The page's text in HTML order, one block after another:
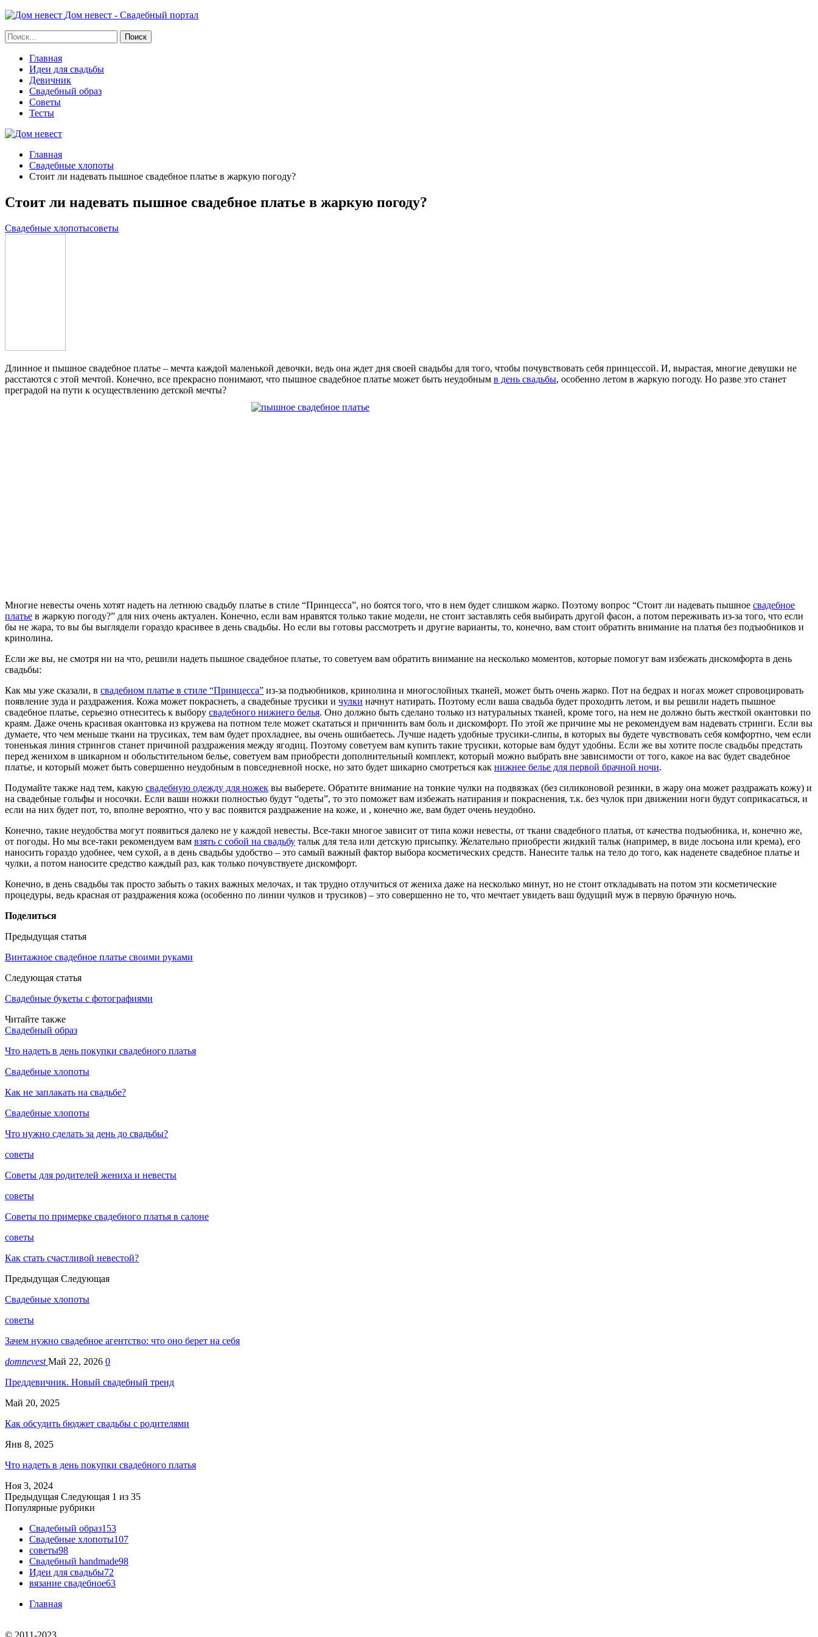
Дом невест - Свадебный портал
Главная
Идеи для свадьбы
Девичник
Свадебный образ
Советы
Тесты
Главная
Свадебные хлопоты
Стоит ли надевать пышное свадебное платье в жаркую погоду?
Стоит ли надевать пышное свадебное платье в жаркую погоду?
Свадебные хлопотысоветы
Длинное и пышное свадебное платье – мечта каждой маленькой девочки, ведь она ждет дня своей свадьбы для того, чтобы почувствовать себя принцессой. И, вырастая, многие девушки не
расстаются с этой мечтой. Конечно, все прекрасно понимают, что пышное свадебное платье может быть неудобным в день свадьбы, особенно летом в жаркую погоду. Но разве это станет
преградой на пути к осуществлению детской мечты?
Многие невесты очень хотят надеть на летнюю свадьбу платье в стиле “Принцесса”, но боятся того, что в нем будет слишком жарко. Поэтому вопрос “Стоит ли надевать пышное свадебное
платье в жаркую погоду?” для них очень актуален. Конечно, если вам нравятся только такие модели, не стоит заставлять себя выбирать другой фасон, а потом переживать из-за того, что если
бы не жара, то вы бы выглядели гораздо красивее в день свадьбы. Но если вы готовы рассмотреть и другие варианты, то, конечно, вам стоит обратить внимание на платья без подъюбников и
кринолина.
Если же вы, не смотря ни на что, решили надеть пышное свадебное платье, то советуем вам обратить внимание на несколько моментов, которые помогут вам избежать дискомфорта в день
свадьбы:
Как мы уже сказали, в свадебном платье в стиле “Принцесса” из-за подъюбников, кринолина и многослойных тканей, может быть очень жарко. Пот на бедрах и ногах может спровоцировать
появление зуда и раздражения. Кожа может покраснеть, а свадебные трусики и чулки начнут натирать. Поэтому если ваша свадьба будет проходить летом, и вы решили надеть пышное
свадебное платье, серьезно отнеситесь к выбору свадебного нижнего белья. Оно должно быть сделано только из натуральных тканей, кроме того, на нем не должно быть жесткой окантовки по
краям. Даже очень красивая окантовка из кружева на потном теле может скататься и причинить вам боль и дискомфорт. По этой же причине мы не рекомендуем вам надевать стринги. Если вы
думаете, что чем меньше ткани на трусиках, тем вам будет прохладнее, вы очень ошибаетесь. Лучше надеть удобные трусики-слипы, в которых вы будете чувствовать себя комфортно, чем если
тоненькая линия стрингов станет причиной раздражения между ягодиц. Поэтому советуем вам купить такие трусики, которые вам будут удобны. Если же вы хотите после свадьбы предстать
перед женихом в шикарном и обольстительном белье, советуем вам приобрести дополнительный комплект, который можно выбрать вне зависимости от того, какое на вас будет свадебное
платье, и который может быть совершенно неудобным в повседневной носке, но зато будет шикарно смотреться как нижнее белье для первой брачной ночи.
Подумайте также над тем, какую свадебную одежду для ножек вы выберете. Обратите внимание на тонкие чулки на подвязках (без силиконовой резинки, в жару она может раздражать кожу) и
на свадебные гольфы и носочки. Если ваши ножки полностью будут “одеты”, то это поможет вам избежать натирания и покраснения, т.к. без чулок при движении ноги будут соприкасаться, и
если на них будет пот, то, вполне вероятно, что у вас появится раздражение на коже, и , конечно же, вам будет очень неудобно.
Конечно, такие неудобства могут появиться далеко не у каждой невесты. Все-таки многое зависит от типа кожи невесты, от ткани свадебного платья, от качества подъюбника, и, конечно же,
от погоды. Но мы все-таки рекомендуем вам взять с собой на свадьбу тальк для тела или детскую присыпку. Желательно приобрести жидкий тальк (например, в виде лосьона или крема), его
наносить гораздо удобнее, чем сухой, а в день свадьбы удобство – это самый важный фактор выбора косметических средств. Нанесите тальк на тело до того, как наденете свадебное платье и
чулки, а потом наносите средство каждый раз, как только почувствуете дискомфорт.
Конечно, в день свадьбы так просто забыть о таких важных мелочах, и так трудно отлучиться от жениха даже на несколько минут, но не стоит откладывать на потом эти косметические
процедуры, ведь красная от раздражения кожа (особенно по линии чулков и трусиков) – это совершенно не то, что мечтает увидеть ваш будущий муж в первую брачную ночь.
Поделиться
Предыдущая статья
Винтажное свадебное платье своими руками
Следующая статья
Свадебные букеты с фотографиями
Читайте также
Свадебный образ
Что надеть в день покупки свадебного платья
Свадебные хлопоты
Как не заплакать на свадьбе?
Свадебные хлопоты
Что нужно сделать за день до свадьбы?
советы
Советы для родителей жениха и невесты
советы
Советы по примерке свадебного платья в салоне
советы
Как стать счастливой невестой?
Предыдущая Следующая
Свадебные хлопоты
советы
Зачем нужно свадебное агентство: что оно берет на себя
domnevestМай 22, 2026 0
Преддевичник. Новый свадебный тренд
Май 20, 2025
Как обсудить бюджет свадьбы с родителями
Янв 8, 2025
Что надеть в день покупки свадебного платья
Ноя 3, 2024
Предыдущая Следующая 1 из 35
Популярные рубрики
Свадебный образ153
Свадебные хлопоты107
советы98
Свадебный handmade98
Идеи для свадьбы72
вязание свадебное63
Главная
© 2011-2023